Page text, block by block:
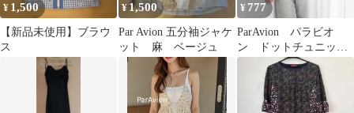
¥ 1,500
【新品未使用】ブラウ
ス
¥1,500
Par Avion 五分袖ジャケ
ット 麻 ベージュ
¥ 777
ParAvion パラビオ
ン ドットチュニッ
ク キャミソール